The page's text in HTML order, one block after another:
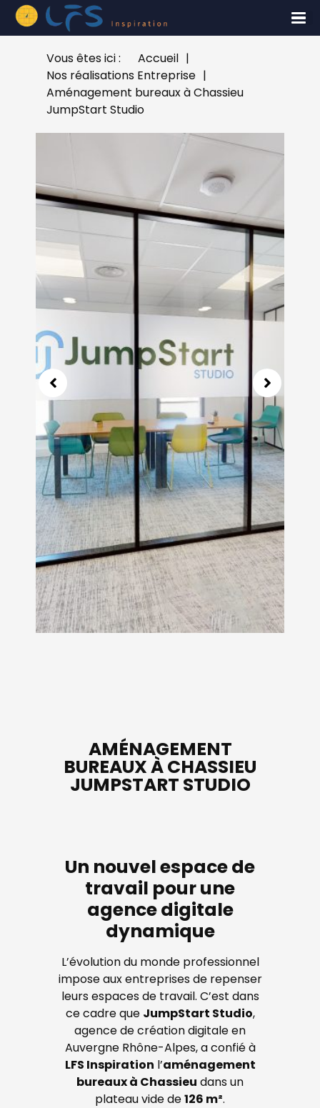
Vous êtes ici : Accueil |
Nos réalisations Entreprise |
Aménagement bureaux à Chassieu
JumpStart Studio
AMÉNAGEMENT
BUREAUX À CHASSIEU
JUMPSTART STUDIO
Un nouvel espace de
travail pour une
agence digitale
dynamique
L’évolution du monde professionnel
impose aux entreprises de repenser
leurs espaces de travail. C’est dans
ce cadre que JumpStart Studio,
agence de création digitale en
Auvergne Rhône-Alpes, a confié à
LFS Inspiration l’aménagement
bureaux à Chassieu dans un
plateau vide de126 m².